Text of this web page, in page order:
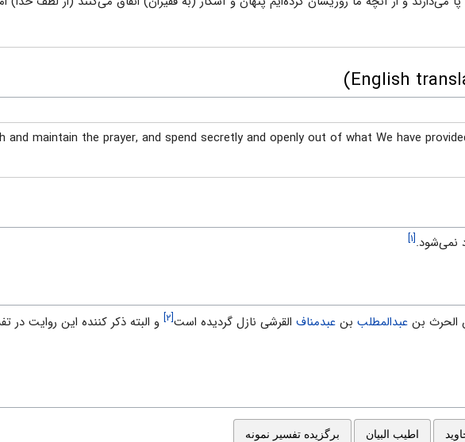
maintain the prayer, and spend secretly and openly out of what We have
نمى‏‌شود.[۱]
الحرث بن عبدالمطلب بن عبدمناف القرشى نازل گردیده است[۲]
و البته ذکر کننده این روایت
اطیب البیان برگزیده تفسیر نمونه